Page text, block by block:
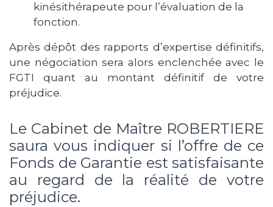
kinésithérapeute pour l’évaluation de la
fonction.
Après dépôt des rapports d’expertise définitifs,
une négociation sera alors enclenchée avec le
FGTI quant au montant définitif de votre
préjudice.
Le Cabinet de Maître ROBERTIERE
saura vous indiquer si l’offre de ce
Fonds de Garantie est satisfaisante
au regard de la réalité de votre
préjudice.